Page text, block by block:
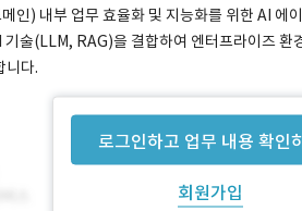
로그인하고 업무 내용 확인
회원가입
인) 내부 업무 효율화 및 지능화를 위한 AI
술(LLM, RAG)을 결합하여 엔터프라이즈 환
니다.